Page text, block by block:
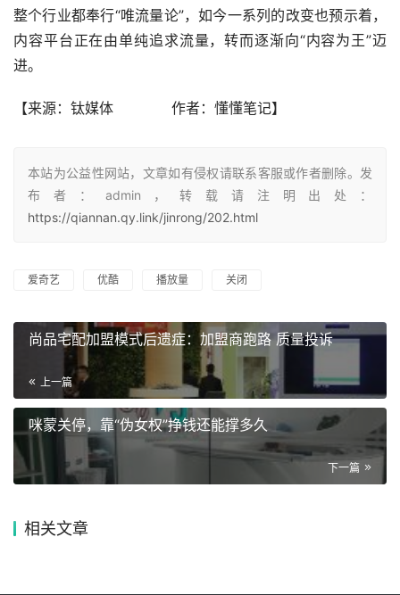
整个行业都奉行“唯流量论”，如今一系列的改变也预示着，
内容平台正在由单纯追求流量，转而逐渐向“内容为王”迈
进。
【来源：钛媒体             作者： 懂懂笔记】
本站为公益性网站，文章如有侵权请联系客服或作者删除。发
布者：admin，转载请注明出处：
https://qiannan.qy.link/jinrong/202.html
爱奇艺 优酷 播放量 关闭
尚品宅配加盟模式后遗症：加盟商跑路 质量投诉
上一篇
咪蒙关停，靠“伪女权”挣钱还能撑多久
下一篇
相关文章